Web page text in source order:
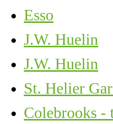
Esso
J.W. Huelin
J.W. Huelin
St. Helier
Colebrooks -